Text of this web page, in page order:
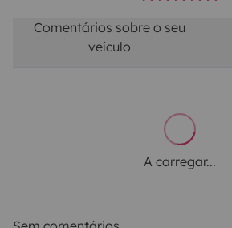
Comentários sobre o seu
veículo
A carregar...